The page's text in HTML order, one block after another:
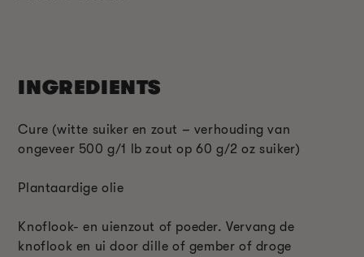
INGREDIENTS
Cure (witte suiker en zout – verhouding van
ongeveer 500 g/1 lb zout op 60 g/2 oz suiker)
Plantaardige olie
Knoflook- en uienzout of poeder. Vervang de
knoflook en ui door dille of gember of droge